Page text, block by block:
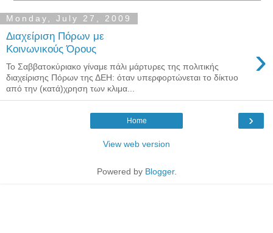
Monday, July 27, 2009
Διαχείριση Πόρων με
Κοινωνικούς Όρους
›
Το Σαββατοκύριακο γίναμε πάλι μάρτυρες της πολιτικής
διαχείρισης Πόρων της ΔΕΗ: όταν υπερφορτώνεται το δίκτυο
από την (κατά)χρηση των κλιμα...
›
Home
View web version
Powered by Blogger.